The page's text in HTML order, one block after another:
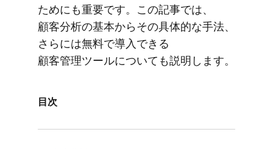
ためにも​重要です。​この​記事では、​
顧客分析の​基本から​その​具体的な​手法、​
さらには​無料で​導入できる​
顧客管理ツールに​ついても​説明します。
目次